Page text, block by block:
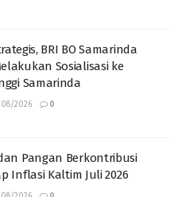
BRI BO Samarinda
Sosialisasi ke
Samarinda
2026 0
Pangan Berkontribusi
Inflasi Kaltim Juli 2026